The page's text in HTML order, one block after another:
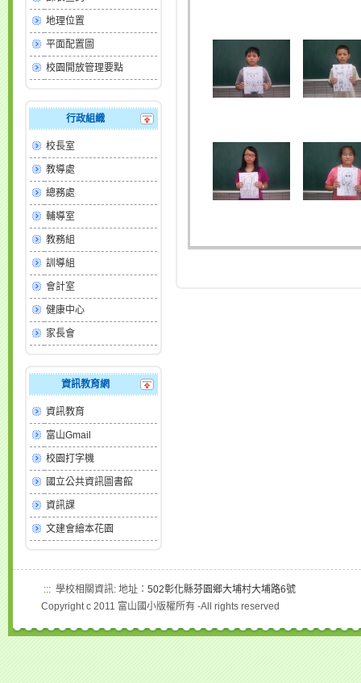
地理位置
平面配置圖
校園開放管理要點
行政組織
校長室
教導處
總務處
輔導室
教務組
訓導組
會計室
健康中心
家長會
資訊教育網
資訊教育
富山Gmail
校園打字機
國立公共資訊圖書館
資訊課
文建會繪本花園
::: 學校相關資訊: 地址： 502彰化縣芬園鄉大埔村大埔路6號
Copyright c 2011 富山國小版權所有 -All rights reserved